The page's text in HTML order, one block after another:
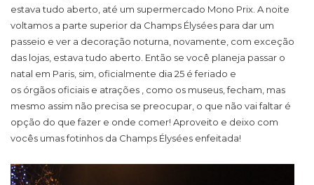
estava tudo aberto, até um supermercado Mono Prix. A noite
voltamos a parte superior da Champs Élysées para dar um
passeio e ver a decoração noturna, novamente, com exceção
das lojas, estava tudo aberto. Então se você planeja passar o
natal em Paris, sim, oficialmente dia 25 é feriado e
os órgãos oficiais e atrações , como os museus, fecham, mas
mesmo assim não precisa se preocupar, o que não vai faltar é
opção do que fazer e onde comer! Aproveito e deixo com
vocês umas fotinhos da Champs Élysées enfeitada!